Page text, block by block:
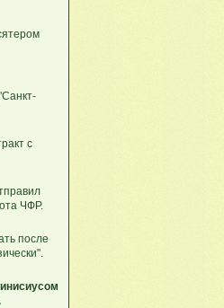
с
ЧФР.
после